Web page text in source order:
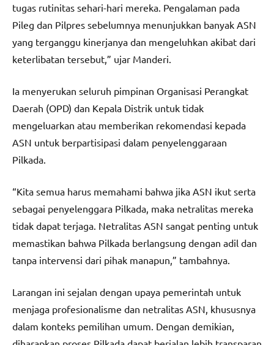
tugas rutinitas sehari-hari mereka. Pengalaman pada
Pileg dan Pilpres sebelumnya menunjukkan banyak ASN
yang terganggu kinerjanya dan mengeluhkan akibat dari
keterlibatan tersebut,” ujar Manderi.
Ia menyerukan seluruh pimpinan Organisasi Perangkat
Daerah (OPD) dan Kepala Distrik untuk tidak
mengeluarkan atau memberikan rekomendasi kepada
ASN untuk berpartisipasi dalam penyelenggaraan
Pilkada.
“Kita semua harus memahami bahwa jika ASN ikut serta
sebagai penyelenggara Pilkada, maka netralitas mereka
tidak dapat terjaga. Netralitas ASN sangat penting untuk
memastikan bahwa Pilkada berlangsung dengan adil dan
tanpa intervensi dari pihak manapun,” tambahnya.
Larangan ini sejalan dengan upaya pemerintah untuk
menjaga profesionalisme dan netralitas ASN, khususnya
dalam konteks pemilihan umum. Dengan demikian,